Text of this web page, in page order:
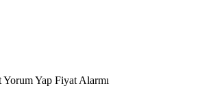
Yorum Yap Fiyat Alarmı